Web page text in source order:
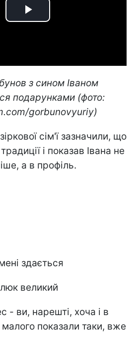
Play
з сином Іваном
подарунками (фото:
gorbunovyuriy)
сім'ї зазначили, що
і показав Івана не
а в профіль.
здається
великий
- ви, нарешті, хоча і в
показали таки, вже